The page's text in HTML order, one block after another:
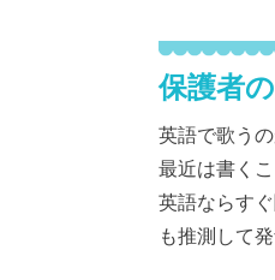
保護者
英語で歌う
最近は書く
英語ならす
も推測して